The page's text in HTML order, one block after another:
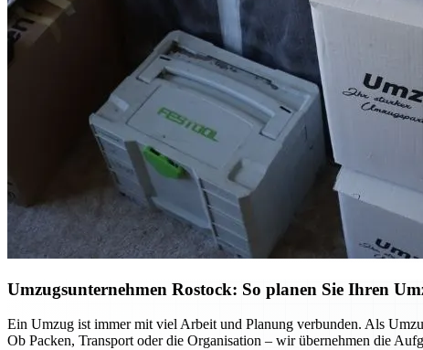
Umzugsunternehmen Rostock: So planen Sie Ihren
Ein Umzug ist immer mit viel Arbeit und Planung verbunden. Als
Ob Packen, Transport oder die Organisation – wir übernehmen die